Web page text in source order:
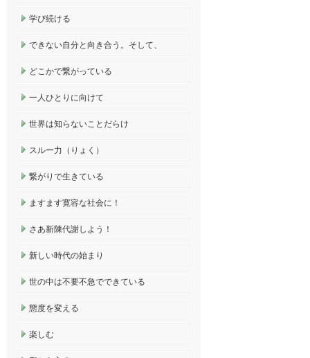
学び続ける
できない自分と向き合う。そして、
どこかで繋がっている
一人ひとりに向けて
世界は知らないことだらけ
スルー力（りょく）
繋がりで生きている
ますます寛容な社会に！
さあ新陳代謝しよう！
新しい時代の始まり
世の中は不要不急でできている
態度を変える
楽しむ